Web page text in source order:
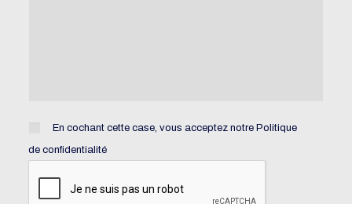
En cochant cette case, vous acceptez notre Politique
de confidentialité